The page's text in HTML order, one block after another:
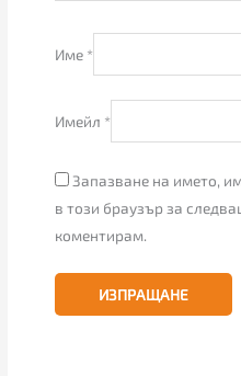
Име *
Имейл *
Запазване на името,
в този браузър за
коментирам.